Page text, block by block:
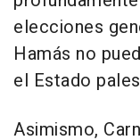
elecciones
Hamás no
el Estado
Asimismo,